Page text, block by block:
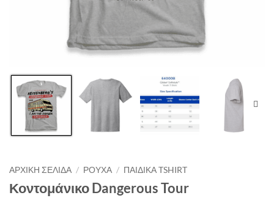
ΑΡΧΙΚΉ ΣΕΛΊΔΑ / ΡΟΥΧΑ / ΠΑΙΔΙΚΑ TSHIRT
Κοντομάνικο Dangerous Tour